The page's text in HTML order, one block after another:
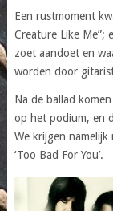
Een rustmoment
Creature Like Me”;
zoet aandoet en
worden door
Na de ballad
op het podium, en
We krijgen namelijk
‘Too Bad For You’.